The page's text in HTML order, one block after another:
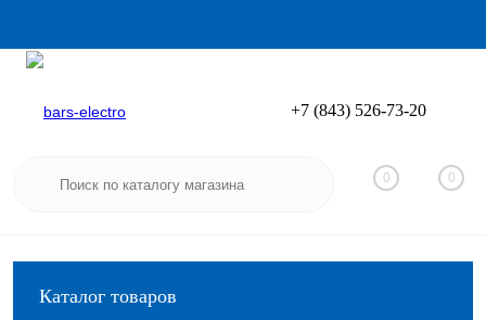
Вход
+7 (843) 526-73-20
0 0
Каталог товаров